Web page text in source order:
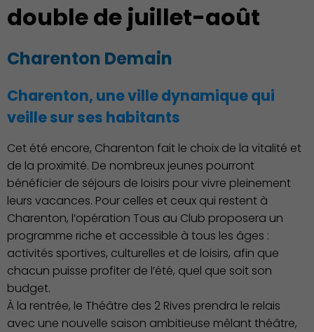
Découvrir Charenton
double de juillet-août
Charenton Demain
Charenton, une ville dynamique qui
veille sur ses habitants
Cet été encore, Charenton fait le choix de la vitalité et
de la proximité. De nombreux jeunes pourront
bénéficier de séjours de loisirs pour vivre pleinement
leurs vacances. Pour celles et ceux qui restent à
Charenton, l’opération Tous au Club proposera un
programme riche et accessible à tous les âges :
activités sportives, culturelles et de loisirs, afin que
chacun puisse profiter de l’été, quel que soit son
budget.
À la rentrée, le Théâtre des 2 Rives prendra le relais
avec une nouvelle saison ambitieuse mêlant théâtre,